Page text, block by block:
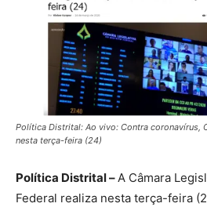
Política Distrital: Ao vivo: Contra coronavírus,
nesta terça-feira (24)
Política Distrital –A Câmara
Federal realiza nesta terça-feira